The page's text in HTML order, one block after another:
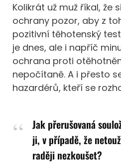
Kolikrát už muž říkal, že
ochrany pozor, aby z
pozitivní těhotenský
je dnes, ale i napříč
ochrana proti
nepočítaně. A i přesto
hazardérů, kteří se
Jak přerušovaná
ji, v případě, že
raději nezkoušet?